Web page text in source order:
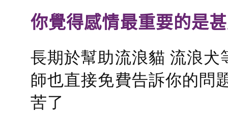
你覺得感情最重要的是
長期於幫助流浪貓 流浪
師也直接免費告訴你的問
苦了